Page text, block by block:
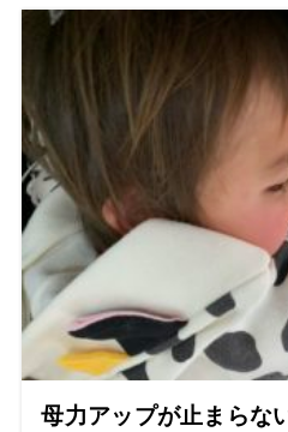
母力アップが止まらな